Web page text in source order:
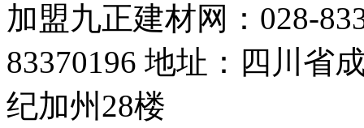
加盟九正建材网：028-
83370196 地址：四川省
纪加州28楼